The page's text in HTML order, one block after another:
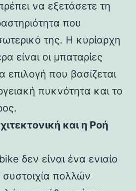
να εξετάσετε τη
που
της. Η κυρίαρχη
είναι οι μπαταρίες
επιλογή που βασίζεται
πυκνότητα και το
και η Ροή
δεν είναι ένα ενιαίο
πολλών